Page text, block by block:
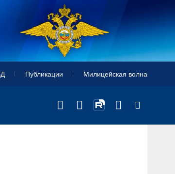
Публикации Милицейская волна